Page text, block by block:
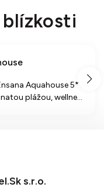
Aquahouse 5* s
plážou, wellness
s.r.o.